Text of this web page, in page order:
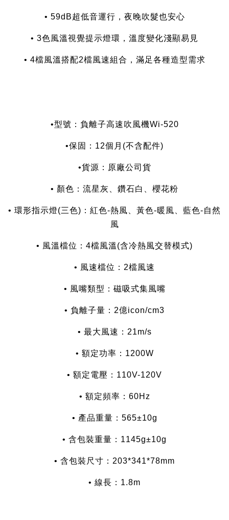
• 59dB超低音運行，夜晚吹髮也安心
• 3色風溫視覺提示燈環，溫度變化淺顯易見
• 4檔風溫搭配2檔風速組合，滿足各種造型需求
•型號：負離子高速吹風機Wi-520
•保固：12個月(不含配件)
•貨源：原廠公司貨
• 顏色：流星灰、鑽石白、櫻花粉
• 環形指示燈(三色)：紅色-熱風、黃色-暖風、藍色-自然
風
• 風溫檔位：4檔風溫(含冷熱風交替模式)
• 風速檔位：2檔風速
• 風嘴類型：磁吸式集風嘴
• 負離子量：2億icon/cm3
• 最大風速：21m/s
• 額定功率：1200W
• 額定電壓：110V-120V
• 額定頻率：60Hz
• 產品重量：565±10g
• 含包裝重量：1145g±10g
• 含包裝尺寸：203*341*78mm
• 線長：1.8m